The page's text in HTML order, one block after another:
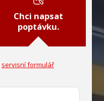
Chci napsat
poptávku.
servisní formulář